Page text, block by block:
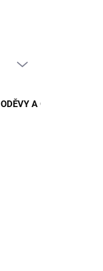
ODĚVY A OCHRANA